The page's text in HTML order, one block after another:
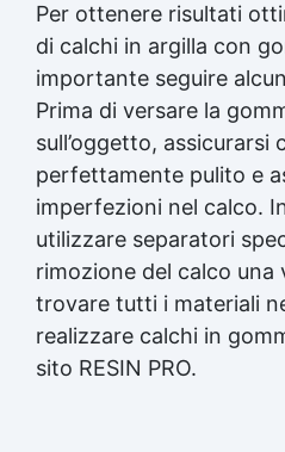
Per ottenere risultati
di calchi in argilla con
importante seguire
Prima di versare la
sull’oggetto, assicurarsi
perfettamente pulito e
imperfezioni nel calco.
utilizzare separatori
rimozione del calco una
trovare tutti i materiali
realizzare calchi in
sito RESIN PRO.